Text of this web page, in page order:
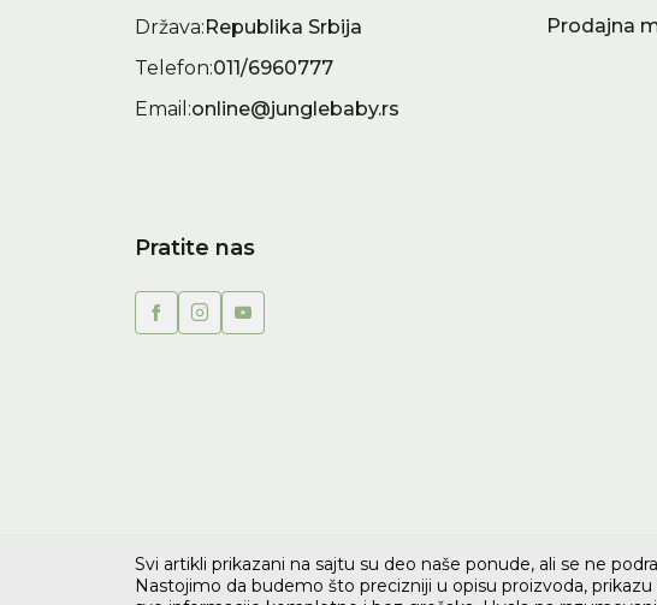
Država: Republika Srbija
Telefon:011/6960777
Email:online@junglebaby.rs
Prodajna
Pratite nas
Svi artikli prikazani na sajtu su deo naše ponude, ali se ne
Nastojimo da budemo što precizniji u opisu proizvoda,